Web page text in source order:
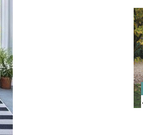
Clevere Gartenideen für
einen einladenden
Outdoor-Bereich